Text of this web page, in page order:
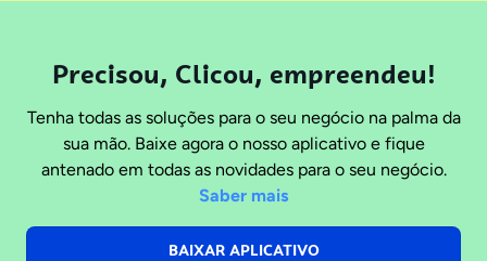
Precisou, Clicou, empreendeu!
Tenha todas as soluções para o seu negócio na palma da
sua mão. Baixe agora o nosso aplicativo e fique
antenado em todas as novidades para o seu negócio.
Saber mais
BAIXAR APLICATIVO